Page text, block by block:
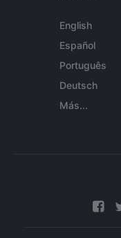
English
Español
Português
Deutsch
Más...